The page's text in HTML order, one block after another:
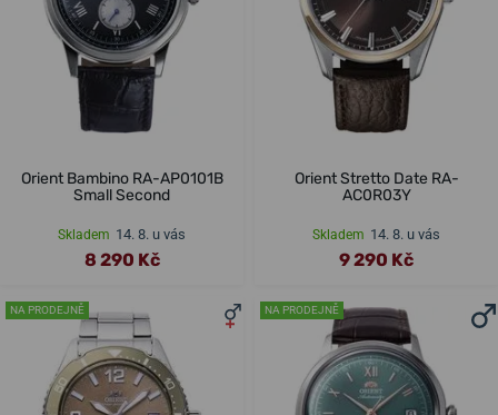
Orient Bambino RA-AP0101B
Small Second
Skladem 14. 8. u vás
8 290 Kč
Orient Stretto Date RA-
AC0R03Y
Skladem 14. 8. u vás
9 290 Kč
NA PRODEJNĚ NA PRODEJNĚ